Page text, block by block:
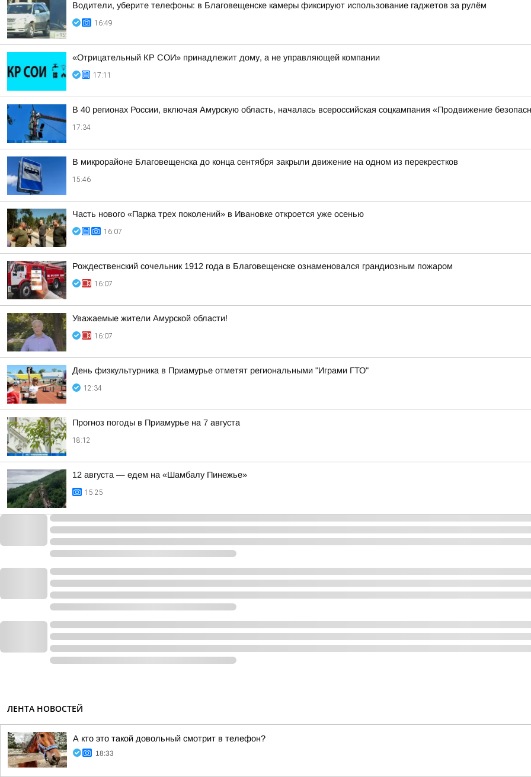
Водители, уберите телефоны: в Благовещенске камеры фиксируют использование гаджетов за рулём
16:49
«Отрицательный КР СОИ» принадлежит дому, а не управляющей компании
17:11
В 40 регионах России, включая Амурскую область, началась всероссийская соцкампания «Продвижение
17:34
В микрорайоне Благовещенска до конца сентября закрыли движение на одном из перекрестков
15:46
Часть нового «Парка трех поколений» в Ивановке откроется уже осенью
16:07
Рождественский сочельник 1912 года в Благовещенске ознаменовался грандиозным пожаром
16:07
Уважаемые жители Амурской области!
16:07
День физкультурника в Приамурье отметят региональными "Играми ГТО"
12:34
Прогноз погоды в Приамурье на 7 августа
18:12
12 августа — едем на «Шамбалу Пинежье»
15:25
ЛЕНТА НОВОСТЕЙ
А кто это такой довольный смотрит в телефон?
18:33